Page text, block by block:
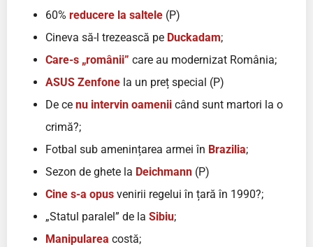
60% reducere la saltele (P)
Cineva să-l trezească pe Duckadam;
Care-s „românii” care au modernizat România;
ASUS Zenfone la un preț special (P)
De ce nu intervin oamenii când sunt martori la o
crimă?;
Fotbal sub amenințarea armei în Brazilia;
Sezon de ghete la Deichmann (P)
Cine s-a opus venirii regelui în țară în 1990?;
„Statul paralel” de la Sibiu;
Manipularea costă;